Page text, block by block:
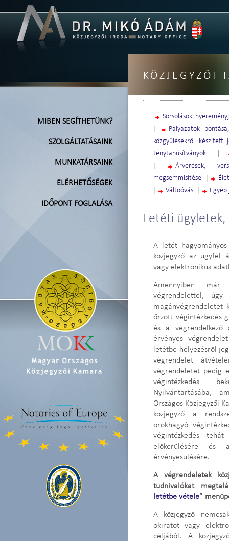
KÖZJEGYZŐI
MIBEN SEGÍTHETÜNK?
SZOLGÁLTATÁSAINK
MUNKATÁRSAINK
ELÉRHETŐSÉGEK
IDŐPONT FOGLALÁSA
Sorsolások,
Pályázatok
közgyűlésekről készített
ténytanúsítványok
Árverések,
megsemmisítése
Váltóóvás
Letéti
A letét
közjegyző az ügyfél
vagy elektronikus
Amennyiben már
végrendelettel,
magánvégrendeletet
őrzött végintézkedés
és a végrendelkező
érvényes
letétbe helyezésről
végrendelet
végrendeletet pedig
végintézkedés
Nyilvántartásába,
Országos Közjegyzői
közjegyző a
örökhagyó
végintézkedés
előkerülésére és
érvényesülésére.
A végrendeletek
tudnivalókat
letétbe vétele”
A közjegyző
okiratot vagy
céljából. A